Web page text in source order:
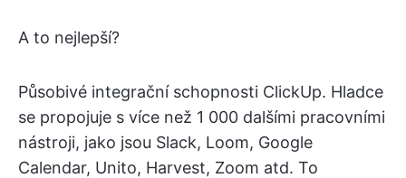
A to nejlepší?
Působivé integrační schopnosti ClickUp. Hladce
se propojuje s více než 1 000 dalšími pracovními
nástroji, jako jsou Slack, Loom, Google
Calendar, Unito, Harvest, Zoom atd. To